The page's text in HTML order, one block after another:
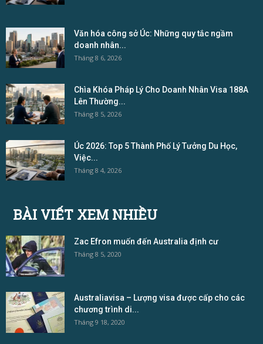
Văn hóa công sở Úc: Những quy tắc ngầm
doanh nhân...
Tháng 8 6, 2026
Chìa Khóa Pháp Lý Cho Doanh Nhân Visa 188A
Lên Thường...
Tháng 8 5, 2026
Úc 2026: Top 5 Thành Phố Lý Tưởng Du Học,
Việc...
Tháng 8 4, 2026
BÀI VIẾT XEM NHIỀU
Zac Efron muốn đến Australia định cư
Tháng 8 5, 2020
Australiavisa – Lượng visa được cấp cho các
chương trình di...
Tháng 9 18, 2020